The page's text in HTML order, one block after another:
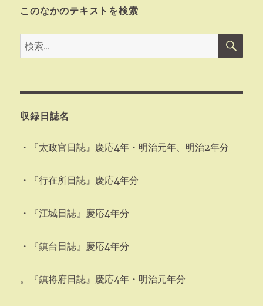
このなかのテキストを検索
検
索:
検
収録日誌名
・『太政官日誌』慶応4年・明治元年、明治2年分
・『行在所日誌』慶応4年分
・『江城日誌』慶応4年分
・『鎮台日誌』慶応4年分
。『鎮将府日誌』慶応4年・明治元年分